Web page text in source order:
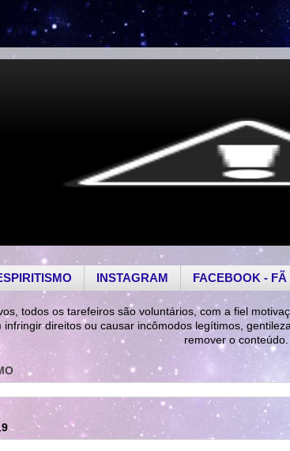
INSTAGRAM FACEBOOK - FÃ
todos os tarefeiros são voluntários, com a fiel
direitos ou causar incômodos legítimos,
remover o conteúdo.